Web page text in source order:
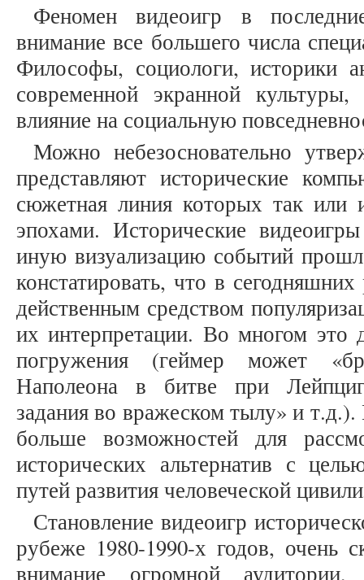
Феномен видеоигр в
внимание все большего числа
Философы, социологи, историки
современной экранной культуры,
влияние на социальную
Можно небезосновательно
представляют исторические
сюжетная линия которых так или
эпохами. Исторические
иную визуализацию событий
констатировать, что в
действенным средством
их интерпретации. Во многом это
погружения (геймер может
Наполеона в битве при
задания во вражеском тылу» и
больше возможностей для
исторических альтернатив с
путей развития человеческой
Становление видеоигр
рубеже 1980-1990-х годов, очень
внимание огромной